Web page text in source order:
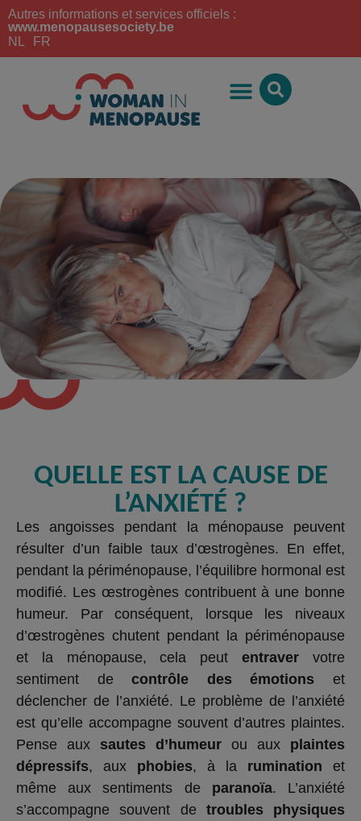
Autres informations et services officiels :
www.menopausesociety.be
NL
FR
QUELLE EST LA CAUSE DE
L’ANXIÉTÉ ?
Les angoisses pendant la ménopause peuvent
résulter d’un faible taux d’œstrogènes. En effet,
pendant la périménopause, l’équilibre hormonal est
modifié. Les œstrogènes contribuent à une bonne
humeur. Par conséquent, lorsque les niveaux
d’œstrogènes chutent pendant la périménopause
et la ménopause, cela peutentravervotre
sentiment decontrôle des émotionset
déclencher de l’anxiété. Le problème de l’anxiété
est qu’elle accompagne souvent d’autres plaintes.
Pense aux sautes d’humeur ou aux plaintes
dépressifs, aux phobies, à la rumination et
même aux sentiments de paranoïa. L’anxiété
s’accompagne souvent de troubles physiques